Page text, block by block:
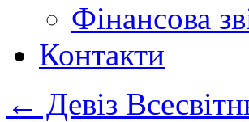
Фінансова
Контакти
← Девіз